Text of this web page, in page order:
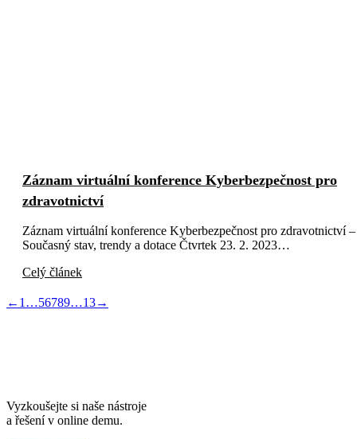
Záznam virtuální konference Kyberbezpečnost pro
zdravotnictví
Záznam virtuální konference Kyberbezpečnost pro zdravotnictví –
Současný stav, trendy a dotace Čtvrtek 23. 2. 2023…
Celý článek
← 1 …56789…13→
Vyzkoušejte si naše nástroje
a řešení v online demu.